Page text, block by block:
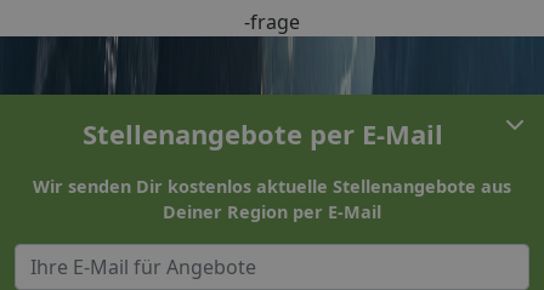
-frage
Stellenangebote per E-Mail
Wir senden Dir kostenlos aktuelle Stellenangebote aus
Deiner Region per E-Mail